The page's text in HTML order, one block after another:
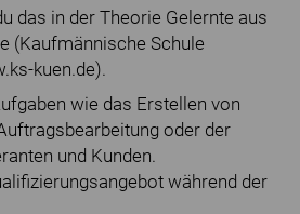
das in der Theorie Gelernte aus
(Kaufmännische Schule
kuen.de).
wie das Erstellen von
oder der
und Kunden.
während der